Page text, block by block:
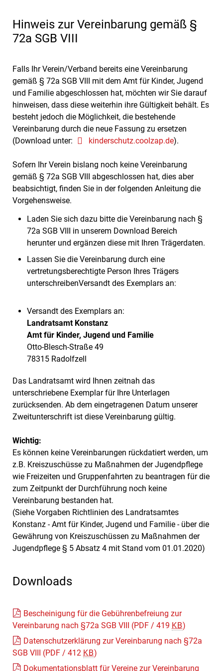
Hinweis zur Vereinbarung gemäß §
72a SGB VIII
Falls Ihr Verein/Verband bereits eine Vereinbarung
gemäß § 72a SGB VIII mit dem Amt für Kinder, Jugend
und Familie abgeschlossen hat, möchten wir Sie darauf
hinweisen, dass diese weiterhin ihre Gültigkeit behält. Es
besteht jedoch die Möglichkeit, die bestehende
Vereinbarung durch die neue Fassung zu ersetzen
(Download unter:
kinderschutz.coolzap.de).
Sofern Ihr Verein bislang noch keine Vereinbarung
gemäß § 72a SGB VIII abgeschlossen hat, dies aber
beabsichtigt, finden Sie in der folgenden Anleitung die
Vorgehensweise.
Laden Sie sich dazu bitte die Vereinbarung nach §
72a SGB VIII in unserem Download Bereich
herunter und ergänzen diese mit Ihren Trägerdaten.
Lassen Sie die Vereinbarung durch eine
vertretungsberechtigte Person Ihres Trägers
unterschreibenVersandt des Exemplars an:
Versandt des Exemplars an:
Landratsamt Konstanz
Amt für Kinder, Jugend und Familie
Otto-Blesch-Straße 49
78315 Radolfzell
Das Landratsamt wird Ihnen zeitnah das
unterschriebene Exemplar für Ihre Unterlagen
zurücksenden. Ab dem eingetragenen Datum unserer
Zweitunterschrift ist diese Vereinbarung gültig.
Wichtig:
Es können keine Vereinbarungen rückdatiert werden, um
z.B. Kreiszuschüsse zu Maßnahmen der Jugendpflege
wie Freizeiten und Gruppenfahrten zu beantragen für die
zum Zeitpunkt der Durchführung noch keine
Vereinbarung bestanden hat.
(Siehe Vorgaben Richtlinien des Landratsamtes
Konstanz - Amt für Kinder, Jugend und Familie - über die
Gewährung von Kreiszuschüssen zu Maßnahmen der
Jugendpflege § 5 Absatz 4 mit Stand vom 01.01.2020)
Downloads
Bescheinigung für die Gebührenbefreiung zur
Vereinbarung nach §72a SGB VIII (PDF / 419 KB)
Datenschutzerklärung zur Vereinbarung nach §72a
SGB VIII (PDF / 412 KB)
Dokumentationsblatt für Vereine zur Vereinbarung